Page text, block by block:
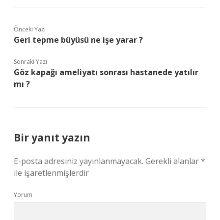
Önceki Yazı
Geri tepme büyüsü ne işe yarar ?
Sonraki Yazı
Göz kapağı ameliyatı sonrası hastanede yatılır
mı ?
Bir yanıt yazın
E-posta adresiniz yayınlanmayacak. Gerekli alanlar*
ile işaretlenmişlerdir
Yorum